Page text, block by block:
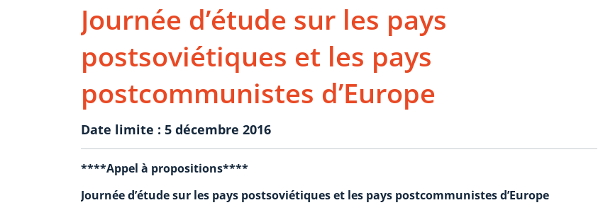
Journée d’étude sur les pays
postsoviétiques et les pays
postcommunistes d’Europe
Date limite : 5 décembre 2016
****Appel à propositions****
Journée d’étude sur les pays postsoviétiques et les pays postcommunistes d’Europe